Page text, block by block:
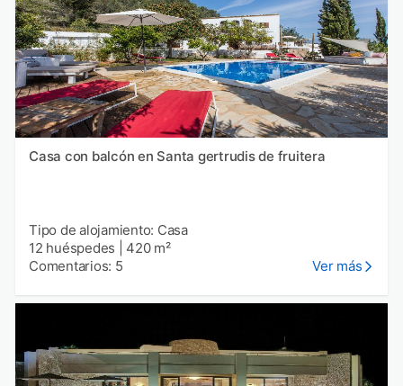
Casa con balcón en Santa gertrudis de fruitera
Tipo de alojamiento: Casa
12 huéspedes
420 m²
Comentarios: 5
Ver más